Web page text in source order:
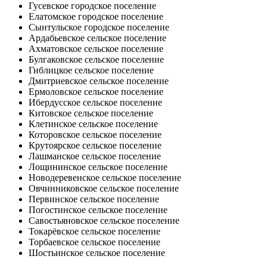
Гусевское городское поселение
Елатомское городское поселение
Сынтульское городское поселение
Ардабьевское сельское поселение
Ахматовское сельское поселение
Булгаковское сельское поселение
Гиблицкое сельское поселение
Дмитриевское сельское поселение
Ермоловское сельское поселение
Ибердусское сельское поселение
Китовское сельское поселение
Клетинское сельское поселение
Которовское сельское поселение
Крутоярское сельское поселение
Лашманское сельское поселение
Лощининское сельское поселение
Новодеревенское сельское поселение
Овчинниковское сельское поселение
Первинское сельское поселение
Погостинское сельское поселение
Савостьяновское сельское поселение
Токарёвское сельское поселение
Торбаевское сельское поселение
Шостьинское сельское поселение